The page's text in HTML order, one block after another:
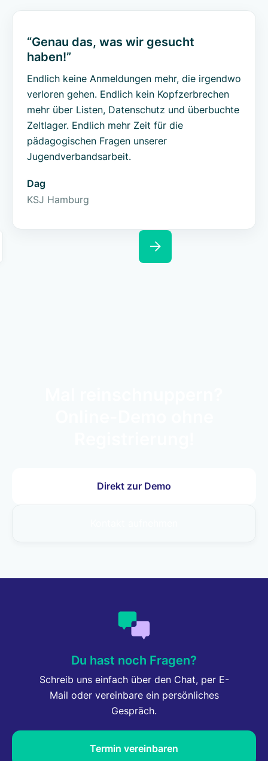
“Genau das, was wir gesucht
haben!”
Endlich keine Anmeldungen mehr, die irgendwo
verloren gehen. Endlich kein Kopfzerbrechen
mehr über Listen, Datenschutz und überbuchte
Zeltlager. Endlich mehr Zeit für die
pädagogischen Fragen unserer
Jugendverbandsarbeit.
Dag
KSJ Hamburg

Direkt zur Demo
Du hast noch Fragen?
Schreib uns einfach über den Chat, per E-
Mail oder vereinbare ein persönliches
Gespräch.
Termin vereinbaren